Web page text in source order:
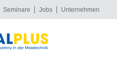
Seminare Jobs Unternehmen